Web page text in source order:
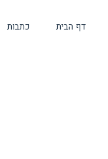
דף הבית כתבות